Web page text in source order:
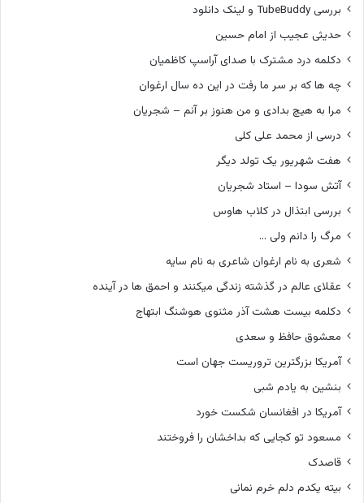
بررسی TubeBuddy و لینک دانلود
حدیثی عجیب از امام حسین
دکلمه درد مشترک با صدای آراسپ کاظمیان
چه ها که بر سر ما رفت در این ده سال ارغوان
مرا به هیچ بدادی و من هنوز بر آنم – شجریان
درسی از محمد علی کلی
هفت شهریور یک تولد دیگر
آتش سودا – استاد شجریان
بررسی ابتذال در کلاب هاوس
مرگ را دانم ولی …
شعری به نام ارغوان شاعری به نام سایه
عقلای عالم در گذشته زندگی میکنند و احمق ها در آینده
دکلمه بیست هشت آذر مثنوی هوشنگ ابتهاج
معشوق حافظ و سعدی
آمریکا بزرگترین تروریست جهان است
بنشین به یادم شبی
آمریکا در افغانسان شکست خورد
مسعود تو کجایی که بداخشان را فروختند
قاصدک
بیته یکدم دلم خرم نمانی